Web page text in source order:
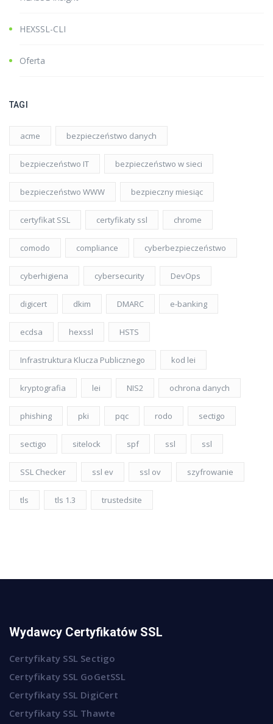
HEXSSL-CLI
Oferta
TAGI
acme bezpieczeństwo danych
bezpieczeństwo IT bezpieczeństwo w sieci
bezpieczeństwo WWW bezpieczny miesiąc
certyfikat SSL certyfikaty ssl chrome
comodo compliance cyberbezpieczeństwo
cyberhigiena cybersecurity DevOps
digicert dkim DMARC e-banking
ecdsa hexssl HSTS
Infrastruktura Klucza Publicznego kod lei
kryptografia lei NIS2 ochrona danych
phishing pki pqc rodo sectigo
sectigo sitelock spf ssl ssl
SSL Checker ssl ev ssl ov szyfrowanie
tls tls 1.3 trustedsite
Wydawcy Certyfikatów SSL
Certyfikaty SSL Sectigo
Certyfikaty SSL GoGetSSL
Certyfikaty SSL DigiCert
Certyfikaty SSL Thawte